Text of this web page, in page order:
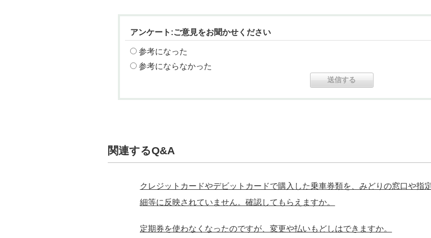
アンケート:ご意見をお聞かせください
参考になった
参考にならなかった
関連するQ&A
クレジットカードやデビットカードで購入した乗車券類を、みどりの窓口や指
細等に反映されていません。確認してもらえますか。
定期券を使わなくなったのですが、変更や払いもどしはできますか。